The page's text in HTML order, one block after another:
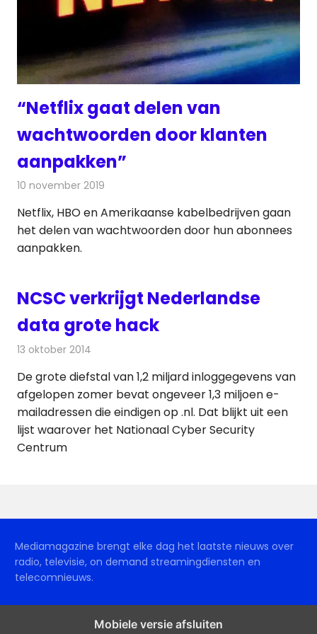
“Netflix gaat delen van
wachtwoorden door klanten
aanpakken”
10 november 2019
Netflix, HBO en Amerikaanse kabelbedrijven gaan
het delen van wachtwoorden door hun abonnees
aanpakken.
NCSC verkrijgt Nederlandse
data grote hack
13 oktober 2014
De grote diefstal van 1,2 miljard inloggegevens van
afgelopen zomer bevat ongeveer 1,3 miljoen e-
mailadressen die eindigen op .nl. Dat blijkt uit een
lijst waarover het Nationaal Cyber Security
Centrum
Mediamagazine brengt elke dag het laatste nieuws over
radio, televisie, on demand streamingdiensten en
telecomnieuws.
Mobiele versie afsluiten